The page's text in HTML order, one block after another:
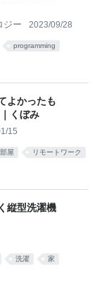
ジー 2023/09/28
programming
よかったも
くぼみ
15
部屋 リモートワーク
縦型洗濯機
洗濯 家